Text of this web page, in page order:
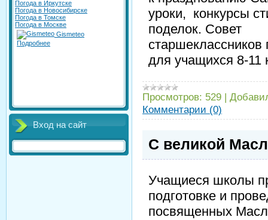
Погода в Иркутске
Погода в Новосибирске
Погода в Томске
Погода в Москве
Gismeteo
Подробнее
Вход на сайт
уроки, конкурсы
поделок. Совет
старшеклассников
для учащихся 8-11
Просмотров: 529 |
Комментарии (0)
С великой
Учащиеся школы
подготовке и
посвященных